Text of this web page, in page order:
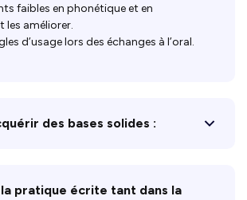
faibles en phonétique et en
améliorer.
d’usage lors des échanges à l’oral.
des bases solides :
pratique écrite tant dans la